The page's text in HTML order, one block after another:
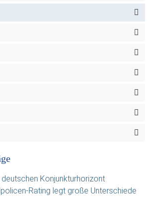
Konjunkturhorizont
Rating legt große Unterschiede